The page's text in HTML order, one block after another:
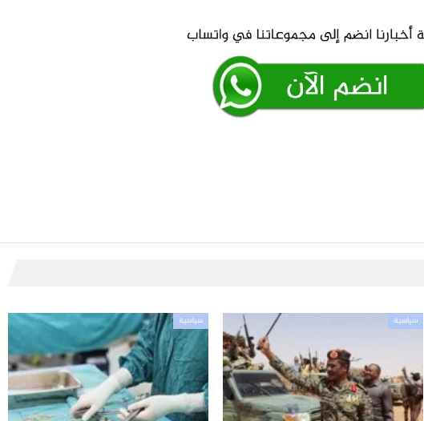
سياسية سياسية